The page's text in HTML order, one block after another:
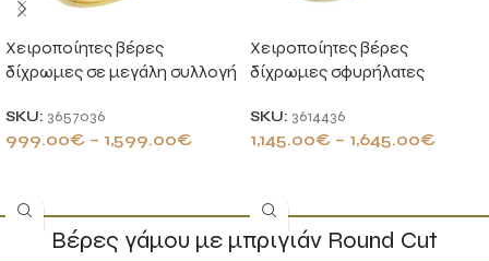
Χειροποίητες βέρες
δίχρωμες σε μεγάλη συλλογή
SKU: 3657036
999.00€ – 1,599.00€
Χειροποίητες βέρες
δίχρωμες σφυρήλατες
SKU: 3614436
1,145.00€ – 1,645.00€
Βέρες γάμου με μπριγιάν Round Cut